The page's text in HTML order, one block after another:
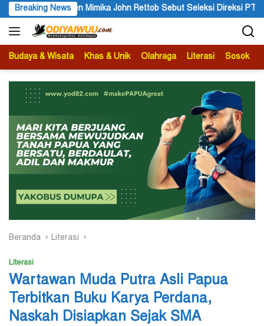
Langsung
ke
konten
Breaking News
Direksi PT MAS Wajib Lewat Mekanisme RUPS
Budaya & Wisata Khas & Unik Olahraga Literasi Sosok
Beranda Literasi
Literasi
Wartawan Muda Putra Asli Papua
Terbitkan Buku Karya Perdana,
Naskah Disiapkan Sejak SMA